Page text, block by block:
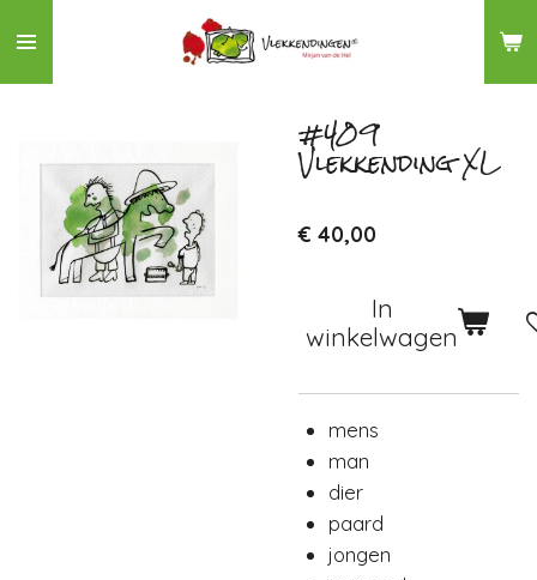
direct
naar
#409
Vlekkending XL
€ 40,00
In
winkelwagen
mens
man
dier
paard
jongen